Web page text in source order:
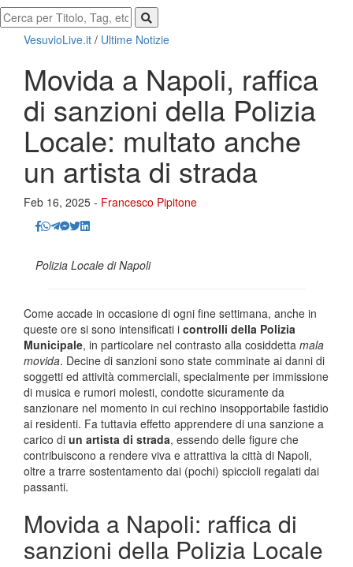
VesuvioLive.it / Ultime Notizie
Movida a Napoli, raffica
di sanzioni della Polizia
Locale: multato anche
un artista di strada
Feb 16, 2025 - Francesco Pipitone
Polizia Locale di Napoli
Come accade in occasione di ogni fine settimana, anche in
queste ore si sono intensificati i controlli della Polizia
Municipale, in particolare nel contrasto alla cosiddetta mala
movida. Decine di sanzioni sono state comminate ai danni di
soggetti ed attività commerciali, specialmente per immissione
di musica e rumori molesti, condotte sicuramente da
sanzionare nel momento in cui rechino insopportabile fastidio
ai residenti. Fa tuttavia effetto apprendere di una sanzione a
carico di un artista di strada, essendo delle figure che
contribuiscono a rendere viva e attrattiva la città di Napoli,
oltre a trarre sostentamento dai (pochi) spiccioli regalati dai
passanti.
Movida a Napoli: raffica di
sanzioni della Polizia Locale